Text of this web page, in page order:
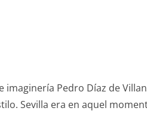
Pedro Díaz de
Sevilla era en aquel